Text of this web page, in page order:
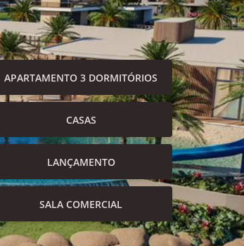
APARTAMENTO 3 DORMITÓRIOS
CASAS
LANÇAMENTO
SALA COMERCIAL